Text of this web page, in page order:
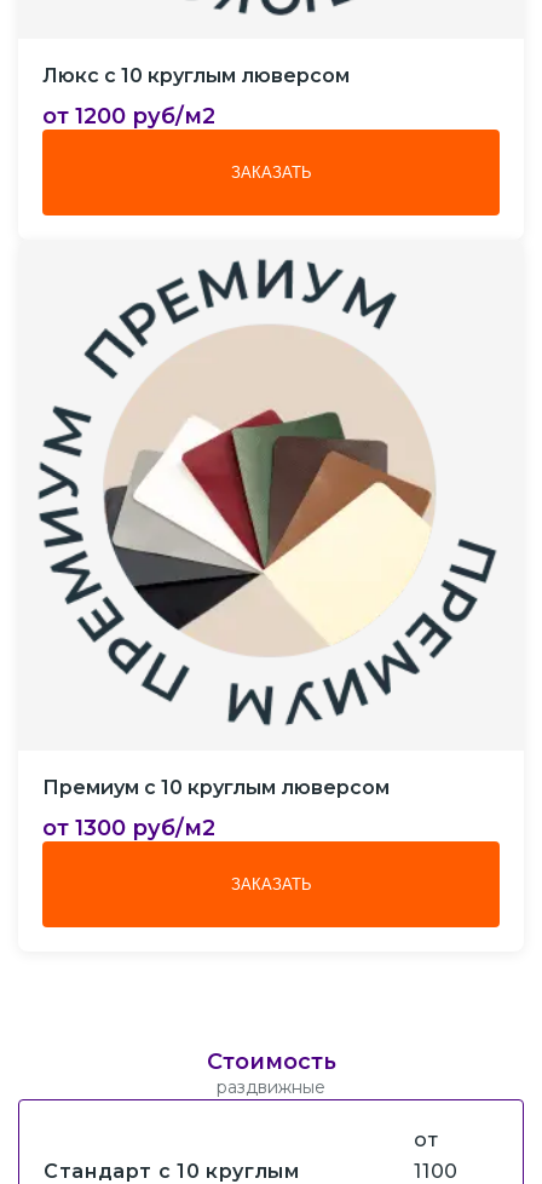
Люкс с 10 круглым люверсом
от 1200 руб/м2
ЗАКАЗАТЬ
Премиум с 10 круглым люверсом
от 1300 руб/м2
ЗАКАЗАТЬ
Стоимость
раздвижные
Стандарт с 10 круглым
от
1100